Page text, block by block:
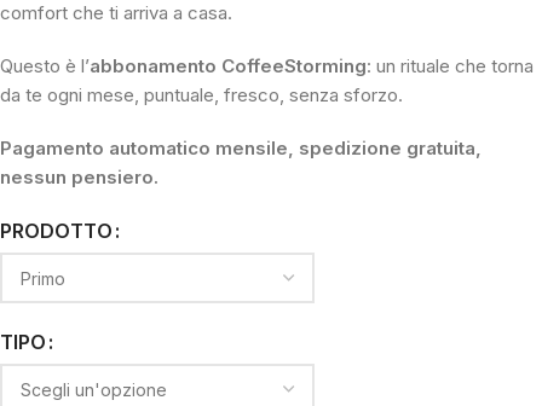
comfort che ti arriva a casa.
Questo è l’abbonamento CoffeeStorming: un rituale che torna
da te ogni mese, puntuale, fresco, senza sforzo.
Pagamento automatico mensile, spedizione gratuita,
nessun pensiero.
PRODOTTO
TIPO